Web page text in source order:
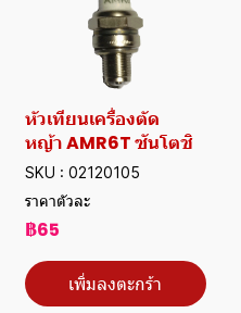
หัวเทียนเครื่องตัด
หญ้า AMR6T ซันโตชิ
SKU : 02120105
ราคาตัวละ
฿65
เพิ่มลงตะกร้า